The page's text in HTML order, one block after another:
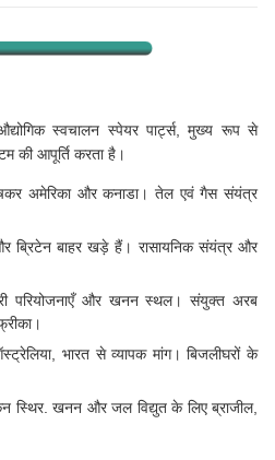
स्वचालन स्पेयर पार्ट्स, मुख्य रूप से
की आपूर्ति करता है।
अमेरिका और कनाडा। तेल एवं गैस संयंत्र
ब्रिटेन बाहर खड़े हैं। रासायनिक संयंत्र और
परियोजनाएँ और खनन स्थल। संयुक्त अरब
भारत से व्यापक मांग। बिजलीघरों के
स्थिर. खनन और जल विद्युत के लिए ब्राजील,